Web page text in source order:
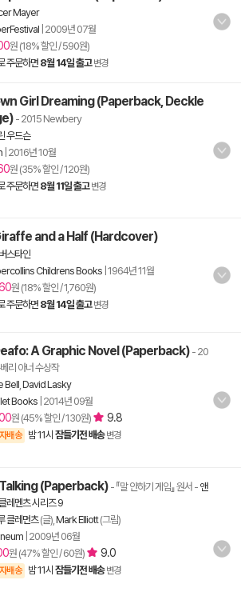
Mayer
2009년 07월
원 (18% 할인 / 590원)
주문하면8월 14일 출고 변경
Girl Dreaming (Paperback, Deckle
- 2015 Newbery
우드슨
2016년 10월
원 (35% 할인 / 120원)
주문하면8월 11일 출고 변경
and a Half (Hardcover)
스타인
Childrens Books 1964년 11월
원 (18% 할인 / 1,760원)
주문하면8월 14일 출고 변경
A Graphic Novel (Paperback) - 20
리 아너 수상작
Bell David Lasky
Books 2014년 09월
원 (45% 할인 / 130원) 9.8
배송 밤 11시 잠들기전 배송 변경
(Paperback) - 『말 안하기 게임』 원서 - 앤
레멘츠 시리즈 9
클레먼츠(글), Mark Elliott(그림)
2009년 06월
원 (47% 할인 / 60원) 9.0
배송 밤 11시 잠들기전 배송 변경